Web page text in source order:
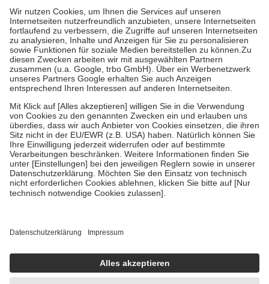
höchstens zehn Euro.
Es sind jedoch nie mehr als die tatsächlichen
Kosten der Leistung zu entrichten.
Diese Regeln gelten grundsätzlich auch für Online-Apotheken.
Bei Heilmitteln und häuslicher Krankenpflege beträgt die
Zuzahlung zehn Prozent der Kosten sowie zehn Euro je
Verordnung.
Um das Engagement der Versicherten für ihre eigene Gesundheit zu
stärken und die besondere Stellung der Familie zu unterstützen,
fallenkeine Zuzahlungenan bei:
• Kindern und Jugendlichen bis zum vollendeten 18. Lebensjahr
mit Ausnahme der Fahrkosten
• Untersuchungen zur Vorsorge und Früherkennung, die von der
GKV getragen werden
• empfohlenen Schutzimpfungen
• Harn- und Blutteststreifen
getroffen, um sicherzustellen, dass es sich um echte Bewertungen
https://help.etrusted.com/hc/de/articles/4419944605341
Einige Bilder und Inhalte wurden unter Zuhilfenahme künstlicher